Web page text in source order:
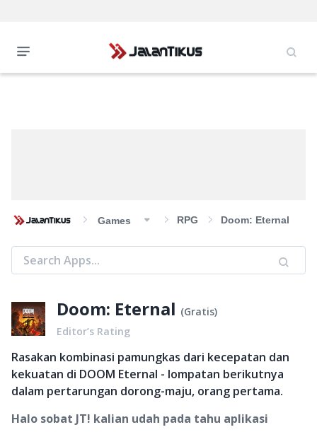
Games RPG Doom: Eternal
Doom: Eternal (Gratis)
Editor’s Rating
Rasakan kombinasi pamungkas dari kecepatan dan
kekuatan di DOOM Eternal - lompatan berikutnya
dalam pertarungan dorong-maju, orang pertama.
Halo sobat JT! kalian udah pada tahu aplikasi